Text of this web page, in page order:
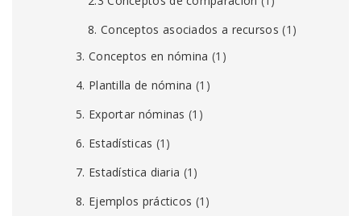
8. Conceptos asociados a recursos (1)
3. Conceptos en nómina (1)
4. Plantilla de nómina (1)
5. Exportar nóminas (1)
6. Estadísticas (1)
7. Estadística diaria (1)
8. Ejemplos prácticos (1)